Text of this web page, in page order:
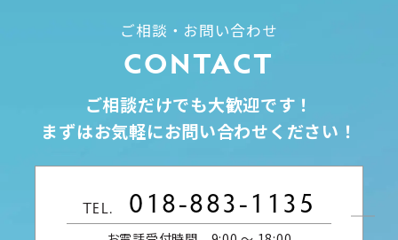
ご相談・お問い合わせ
CONTACT
ご相談だけでも大歓迎です！
まずはお気軽にお問い合わせください！
TEL. 018-883-1135